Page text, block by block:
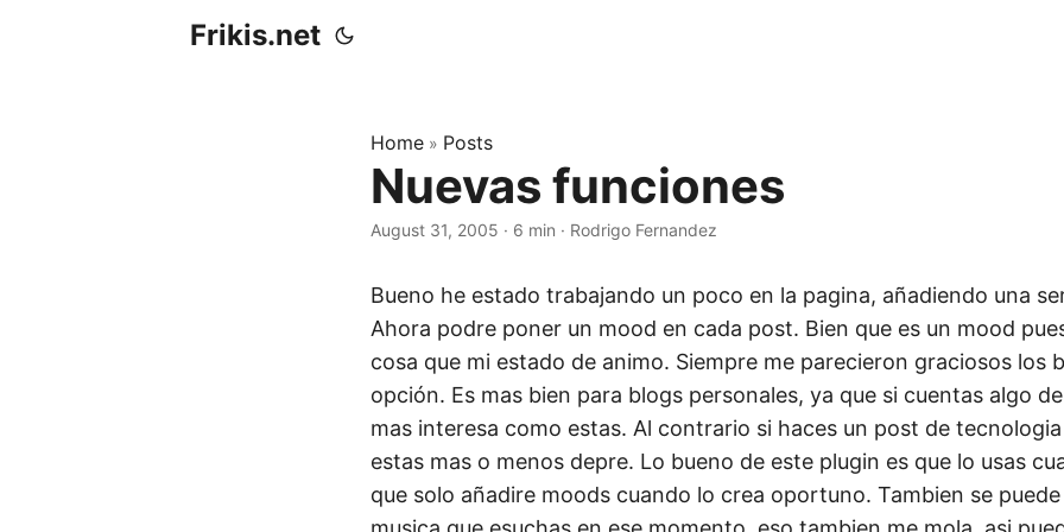
Frikis.net
Home » Posts
Nuevas funciones
August 31, 2005 · 6 min · Rodrigo Fernandez
Bueno he estado trabajando un poco en la pagina, añadiendo una
Ahora podre poner un mood en cada post. Bien que es un mood
cosa que mi estado de animo. Siempre me parecieron graciosos los
opción. Es mas bien para blogs personales, ya que si cuentas algo
mas interesa como estas. Al contrario si haces un post de
estas mas o menos depre. Lo bueno de este plugin es que lo usas
que solo añadire moods cuando lo crea oportuno. Tambien se